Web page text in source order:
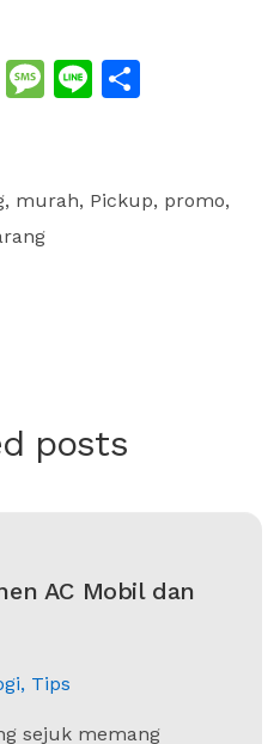
EmailMessage
Line
, murah, Pickup, promo,
posts
AC Mobil dan
, Tips
sejuk memang